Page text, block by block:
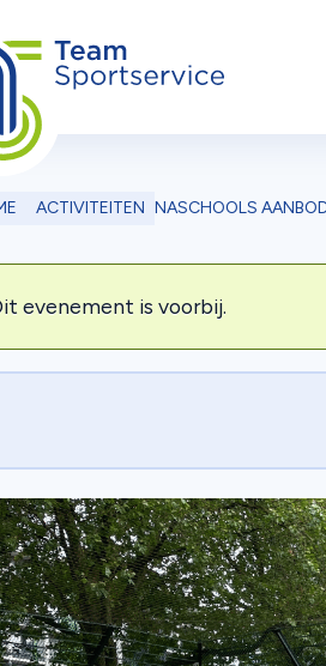
inhoud
ACTIVITEITEN NASCHOOLS
evenement is voorbij.